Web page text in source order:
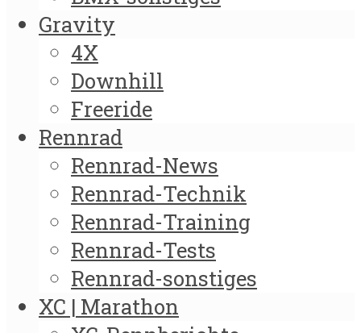
Gravity
4X
Downhill
Freeride
Rennrad
Rennrad-News
Rennrad-Technik
Rennrad-Training
Rennrad-Tests
Rennrad-sonstiges
XC | Marathon